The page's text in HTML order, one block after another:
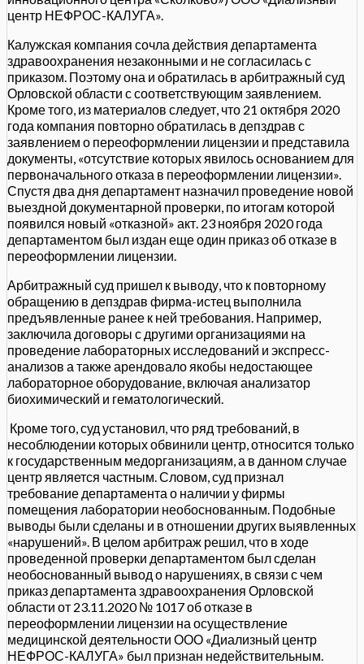
центр НЕФРОС-КАЛУГА».
Калужская компания сочла действия департамента
здравоохранения незаконными и не согласилась с
приказом. Поэтому она и обратилась в арбитражный суд
Орловской области с соответствующим заявлением.
Кроме того, из материалов следует, что 21 октября 2020
года компания повторно обратилась в депздрав с
заявлением о переоформлении лицензии и представила
документы, «отсутствие которых явилось основанием для
первоначального отказа в переоформлении лицензии».
Спустя два дня департамент назначил проведение новой
выездной документарной проверки, по итогам которой
появился новый «отказной» акт. 23 ноября 2020 года
департаментом был издан еще один приказ об отказе в
переоформлении лицензии.
Арбитражный суд пришел к выводу, что к повторному
обращению в депздрав фирма-истец выполнила
предъявленные ранее к ней требования. Например,
заключила договоры с другими организациями на
проведение лабораторных исследований и экспресс-
анализов а также арендовало якобы недостающее
лабораторное оборудование, включая анализатор
биохимический и гематологический.
Кроме того, суд установил, что ряд требований, в
несоблюдении которых обвинили центр, относится только
к государственным медорганизациям, а в данном случае
центр является частным. Словом, суд признал
требование департамента о наличии у фирмы
помещения лаборатории необоснованным. Подобные
выводы были сделаны и в отношении других выявленных
«нарушений». В целом арбитраж решил, что в ходе
проведенной проверки департаментом был сделан
необоснованный вывод о нарушениях, в связи с чем
приказ департамента здравоохранения Орловской
области от 23.11.2020 № 1017 об отказе в
переоформлении лицензии на осуществление
медицинской деятельности ООО «Диализный центр
НЕФРОС-КАЛУГА» был признан недействительным.